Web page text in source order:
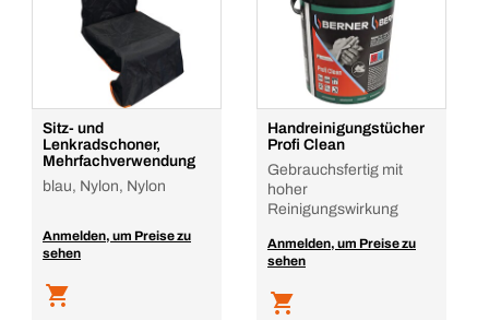
Sitz- und
Lenkradschoner,
Mehrfachverwendung
blau, Nylon, Nylon
Anmelden, um Preise zu
sehen
Handreinigungstücher
Profi Clean
Gebrauchsfertig mit
hoher
Reinigungswirkung
Anmelden, um Preise zu
sehen